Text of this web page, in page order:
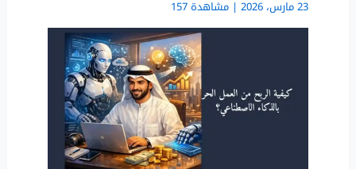
23 مارس، 2026 | مشاهدة 157